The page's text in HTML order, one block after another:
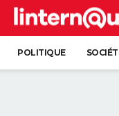
POLITIQUE